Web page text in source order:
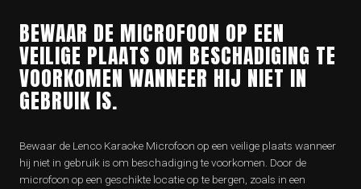
BEWAAR DE MICROFOON OP EEN
VEILIGE PLAATS OM BESCHADIGING TE
VOORKOMEN WANNEER HIJ NIET IN
GEBRUIK IS.
Bewaar de Lenco Karaoke Microfoon op een veilige plaats wanneer
hij niet in gebruik is om beschadiging te voorkomen. Door de
microfoon op een geschikte locatie op te bergen, zoals in een